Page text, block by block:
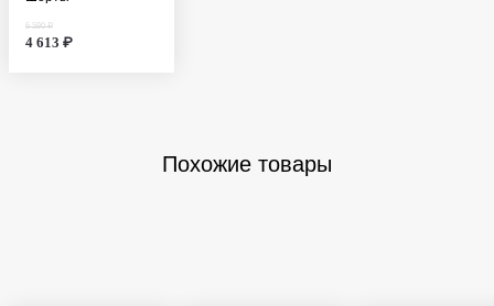
6 590 ₽
4 613 ₽
Похожие товары